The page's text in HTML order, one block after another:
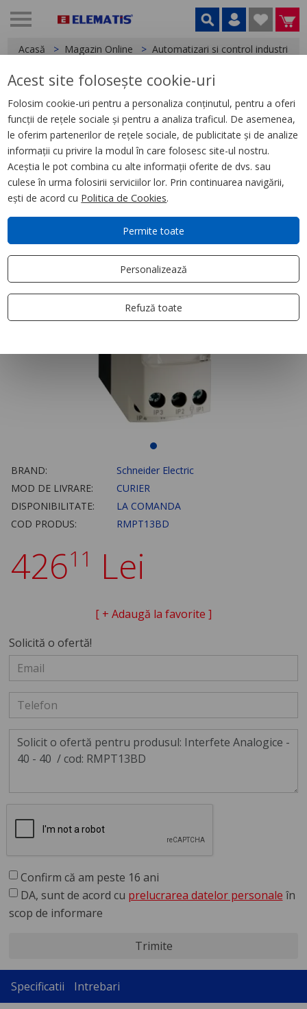
Acasă Magazin Online Automatizari si control industrial
< Relee
Interfete Analogice - 40 - 40
BRAND:
Schneider Electric
MOD DE LIVRARE:
CURIER
DISPONIBILITATE:
LA COMANDA
COD PRODUS:
RMPT13BD
42611 Lei
[ + Adaugă la favorite ]
Solicită o ofertă!
Confirm că am peste 16 ani
DA, sunt de acord cu prelucrarea datelor personale în
scop de informare
Trimite
Specificatii Intrebari
Acest site folosește cookie-uri
Folosim cookie-uri pentru a personaliza conținutul, pentru a oferi
funcții de rețele sociale și pentru a analiza traficul. De asemenea,
le oferim partenerilor de rețele sociale, de publicitate și de analize
informații cu privire la modul în care folosesc site-ul nostru.
Aceștia le pot combina cu alte informații oferite de dvs. sau
culese în urma folosirii serviciilor lor. Prin continuarea navigării,
ești de acord cu Politica de Cookies.
Permite toate
Personalizează
Refuză toate